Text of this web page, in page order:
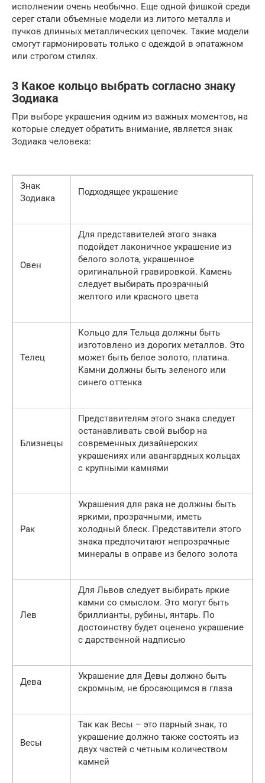
исполнении очень необычно. Еще одной фишкой среди
серег стали объемные модели из литого металла и
пучков длинных металлических цепочек. Такие модели
смогут гармонировать только с одеждой в эпатажном
или строгом стилях.
3 Какое кольцо выбрать согласно знаку
Зодиака
При выборе украшения одним из важных моментов, на
которые следует обратить внимание, является знак
Зодиака человека:
Знак
Зодиака
Подходящее украшение
Овен
Для представителей этого знака
подойдет лаконичное украшение из
белого золота, украшенное
оригинальной гравировкой. Камень
следует выбирать прозрачный
желтого или красного цвета
Телец
Кольцо для Тельца должны быть
изготовлено из дорогих металлов. Это
может быть белое золото, платина.
Камни должны быть зеленого или
синего оттенка
Близнецы
Представителям этого знака следует
останавливать свой выбор на
современных дизайнерских
украшениях или авангардных кольцах
с крупными камнями
Рак
Украшения для рака не должны быть
яркими, прозрачными, иметь
холодный блеск. Представители этого
знака предпочитают непрозрачные
минералы в оправе из белого золота
Лев
Для Львов следует выбирать яркие
камни со смыслом. Это могут быть
бриллианты, рубины, янтарь. По
достоинству будет оценено украшение
с дарственной надписью
Дева
Украшение для Девы должно быть
скромным, не бросающимся в глаза
Весы
Так как Весы – это парный знак, то
украшение должно также состоять из
двух частей с четным количеством
камней